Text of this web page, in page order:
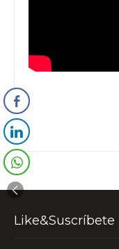
Like&Suscríbete